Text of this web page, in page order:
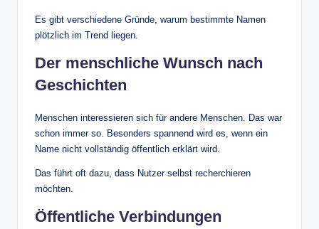
Es gibt verschiedene Gründe, warum bestimmte Namen
plötzlich im Trend liegen.
Der menschliche Wunsch nach
Geschichten
Menschen interessieren sich für andere Menschen. Das war
schon immer so. Besonders spannend wird es, wenn ein
Name nicht vollständig öffentlich erklärt wird.
Das führt oft dazu, dass Nutzer selbst recherchieren
möchten.
Öffentliche Verbindungen